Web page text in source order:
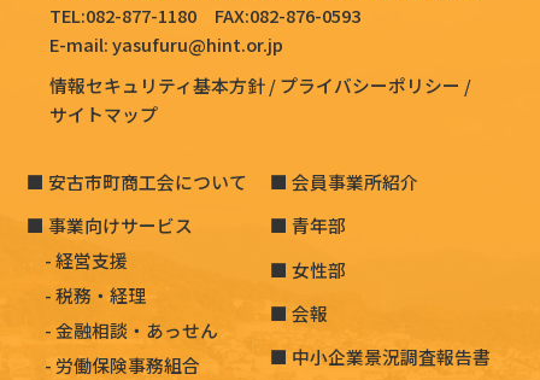
TEL:082-877-1180
FAX:082-876-0593
E-mail:yasufuru@hint.or.jp
情報セキュリティ基本方針
プライバシーポリシー
サイトマップ
安古市町商工会について
事業向けサービス
経営支援
税務・経理
金融相談・あっせん
労働保険事務組合
会員事業所紹介
青年部
女性部
会報
中小企業景況調査報告書